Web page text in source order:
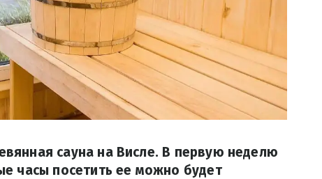
сауна на Висле. В первую неделю
часы посетить ее можно будет